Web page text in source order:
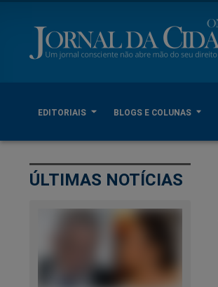
EDITORIAIS BLOGS E COLUNAS
ÚLTIMAS NOTÍCIAS